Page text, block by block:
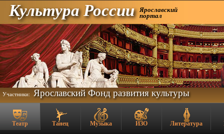
Культура России Ярославский
портал
Участники: Ярославский Фонд развития культуры
Театр Танец Музыка ИЗО Литература